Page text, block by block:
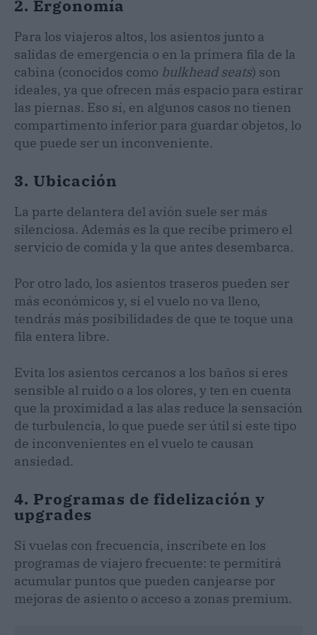
2. Ergonomía
Para los viajeros altos, los asientos junto a
salidas de emergencia o en la primera fila de la
cabina (conocidos como bulkhead seats) son
ideales, ya que ofrecen más espacio para estirar
las piernas. Eso sí, en algunos casos no tienen
compartimento inferior para guardar objetos, lo
que puede ser un inconveniente.
3. Ubicación
La parte delantera del avión suele ser más
silenciosa. Además es la que recibe primero el
servicio de comida y la que antes desembarca.
Por otro lado, los asientos traseros pueden ser
más económicos y, si el vuelo no va lleno,
tendrás más posibilidades de que te toque una
fila entera libre.
Evita los asientos cercanos a los baños si eres
sensible al ruido o a los olores, y ten en cuenta
que la proximidad a las alas reduce la sensación
de turbulencia, lo que puede ser útil si este tipo
de inconvenientes en el vuelo te causan
ansiedad.
4. Programas de fidelización y
upgrades
Si vuelas con frecuencia, inscríbete en los
programas de viajero frecuente: te permitirá
acumular puntos que pueden canjearse por
mejoras de asiento o acceso a zonas premium.